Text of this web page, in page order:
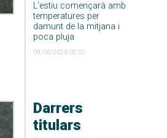
L’estiu començarà amb
temperatures per
damunt de la mitjana i
poca pluja
09/06/2026 02:52
Darrers
titulars